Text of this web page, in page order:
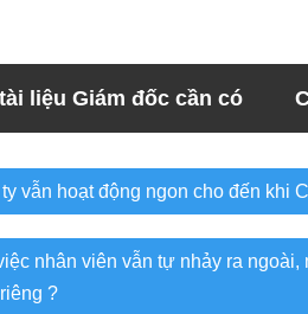
liệu Giám đốc cần có
vẫn hoạt động ngon cho đến khi
nhân viên vẫn tự nhảy ra ngoài,
?